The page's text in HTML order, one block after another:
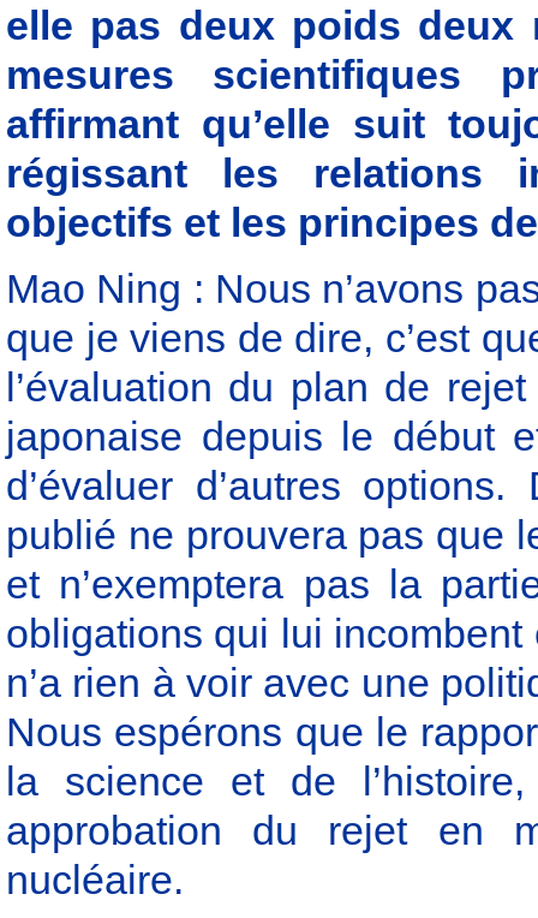
elle pas deux poids deux
mesures scientifiques
affirmant qu’elle suit
régissant les relations
objectifs et les principes
Mao Ning : Nous n’avons
que je viens de dire, c’est
l’évaluation du plan de
japonaise depuis le début
d’évaluer d’autres
publié ne prouvera pas que
et n’exemptera pas la
obligations qui lui
n’a rien à voir avec une
Nous espérons que le
la science et de
approbation du rejet en
nucléaire.